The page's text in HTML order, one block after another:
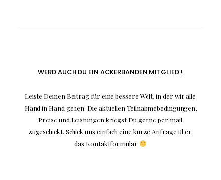
WERD AUCH DU EIN ACKERBANDEN MITGLIED !
Leiste Deinen Beitrag für eine bessere Welt, in der wir alle
Hand in Hand gehen. Die aktuellen Teilnahmebedingungen,
Preise und Leistungen kriegst Du gerne per mail
zugeschickt. Schick uns einfach eine kurze Anfrage über
das Kontaktformular